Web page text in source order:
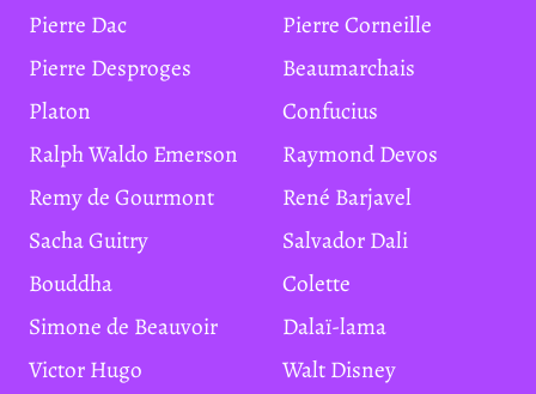
Pierre Dac
Pierre Corneille
Pierre Desproges
Beaumarchais
Platon
Confucius
Ralph Waldo Emerson
Raymond Devos
Remy de Gourmont
René Barjavel
Sacha Guitry
Salvador Dali
Bouddha
Colette
Simone de Beauvoir
Dalaï-lama
Victor Hugo
Walt Disney